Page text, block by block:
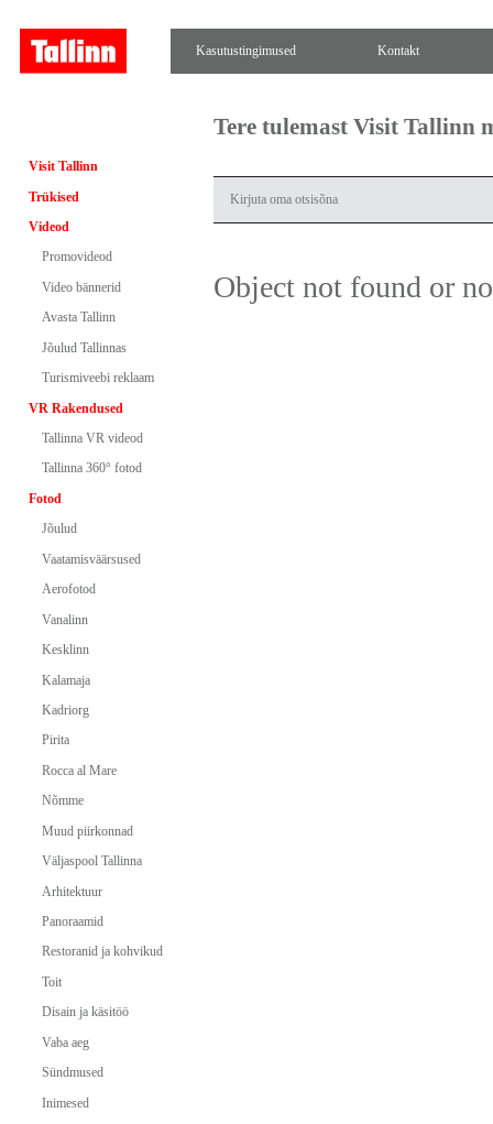
Kasutustingimused Kontakt
Visit Tallinn
Trükised
Videod
Promovideod
Video bännerid
Avasta Tallinn
Jõulud Tallinnas
Turismiveebi reklaam
VR Rakendused
Tallinna VR videod
Tallinna 360° fotod
Fotod
Jõulud
Vaatamisväärsused
Aerofotod
Vanalinn
Kesklinn
Kalamaja
Kadriorg
Pirita
Rocca al Mare
Nõmme
Muud piirkonnad
Väljaspool Tallinna
Arhitektuur
Panoraamid
Restoranid ja kohvikud
Toit
Disain ja käsitöö
Vaba aeg
Sündmused
Inimesed
Tere tulemast Visit Tallinn
Object not found or